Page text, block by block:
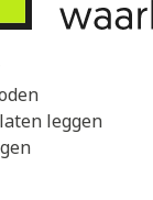
leggen